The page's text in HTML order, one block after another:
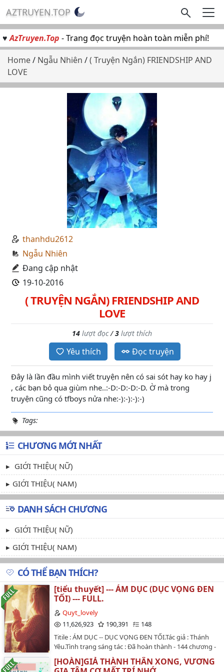
AZTRUYEN.TOP
♥AzTruyen.Top - Trang đọc truyện hoàn toàn miễn phí!
Home/ Ngẫu Nhiên /( Truyện Ngắn) FRIENDSHIP AND
LOVE
thanhdu2612
Ngẫu Nhiên
Đang cập nhật
19-10-2016
( TRUYỆN NGẮN) FRIENDSHIP AND
LOVE
14 lượt đọc/3 lượt thích
Yêu thích Đọc truyện
Đây là lần đầu mình viết truyện nên có sai sót hay ko hay j
, các bạn bỏ qua giùm nhe..:-D:-D:-D:-D. Ờ mà trong
truyện cũng có tfboys nửa nhe:-):-):-):-)
Tags:
CHƯƠNG MỚI NHẤT
GIỚI THIỆU( NỮ)
GIỚI THIỆU( NAM)
DANH SÁCH CHƯƠNG
GIỚI THIỆU( NỮ)
GIỚI THIỆU( NAM)
CÓ THỂ BẠN THÍCH?
[tiểu thuyết] --- ÁM DỤC (DỤC VỌNG ĐEN
TỐI) --- FULL.
Quyt_lovely
11,626,923
190,391
148
Titile : ÁM DỤC -- DỤC VỌNG ĐEN TỐI.Tác giả : Thánh
Yêu.Tình trạng sáng tác : Đã hoàn thành - 144 chương -
HEVăn án :Lúc bắt đầu, giữa hai người không có tình
yêu, chỉ có tình dục, anh muốn từ trên người cô đạt
[HOÀN]GIẢ THÀNH THÂN XONG, VƯƠNG